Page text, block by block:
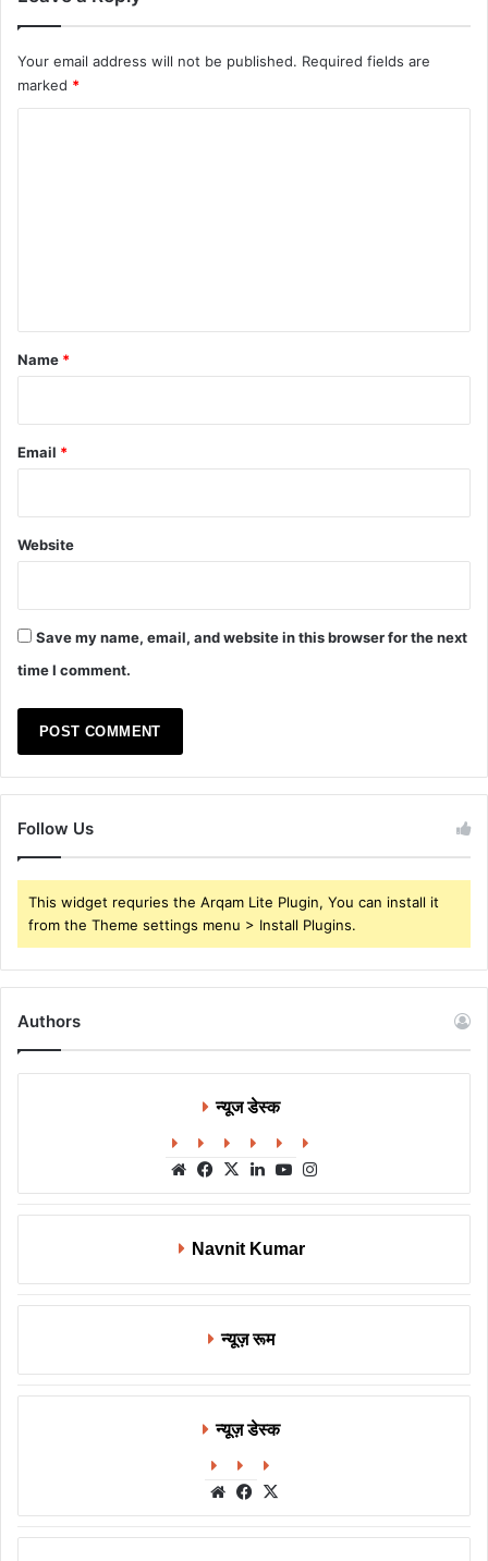
Your email address will not be published. Required fields are
marked *
*
Name *
Email *
Website
Save my name, email, and website in this browser for the next
time I comment.
Follow Us
This widget requries the Arqam Lite Plugin, You can install it
from the Theme settings menu > Install Plugins.
Authors
न्यूज डेस्क
WebsiteFacebook
X LinkedInYouTube
Navnit Kumar
न्यूज़ रूम
न्यूज़ डेस्क
WebsiteFacebook